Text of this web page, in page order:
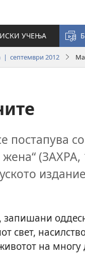
УЧЕЊА
| септември 2012
постапува
жена“
свет,
на